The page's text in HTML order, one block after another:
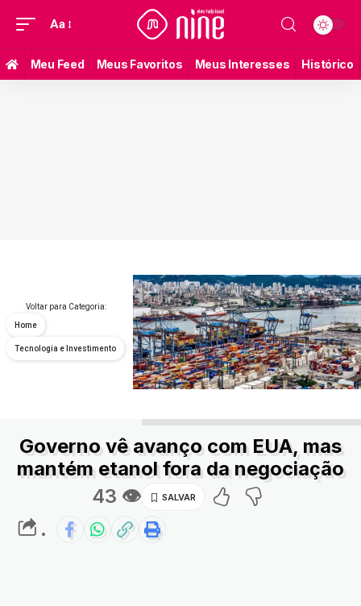
Aa
Meu Feed Meus Favoritos Meus Interesses Histórico
Voltar para Categoria:
Home
Tecnologia e Investimento
Governo vê avanço com EUA, mas
mantém etanol fora da negociação
43 👁
.